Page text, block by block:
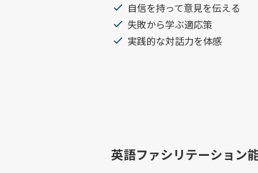
自信を持って意見を伝える
失敗から学ぶ適応策
実践的な対話力を体感
英語ファシリテーション